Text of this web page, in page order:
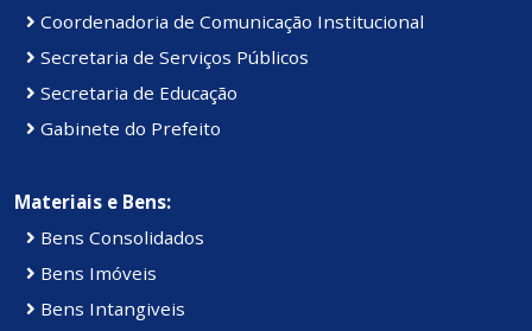
Coordenadoria de Comunicação Institucional
Secretaria de Serviços Públicos
Secretaria de Educação
Gabinete do Prefeito
Materiais e Bens:
Bens Consolidados
Bens Imóveis
Bens Intangiveis